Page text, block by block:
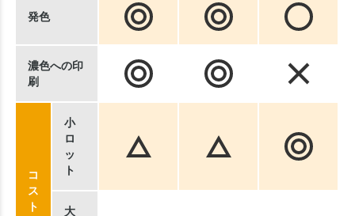
発色
濃色への印
刷
コ
ス
ト
小
ロ
ッ
ト
大